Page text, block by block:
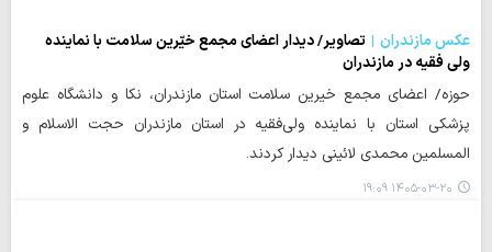
عکس مازندران
تصاویر/ دیدار اعضای مجمع خیّرین سلامت با نماینده
ولی فقیه در مازندران
حوزه/ اعضای مجمع خیرین سلامت استان مازندران، نکا و دانشگاه علوم
پزشکی استان با نماینده ولی‌فقیه در استان مازندران حجت الاسلام و
المسلمین محمدی لائینی دیدار کردند.
۱۴۰۵-۰۳-۲۰ ۱۹:۰۹